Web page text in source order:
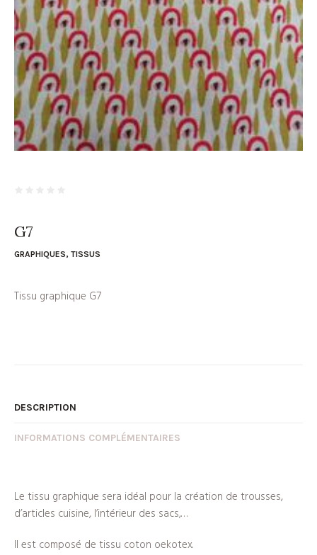
G7
GRAPHIQUES, TISSUS
Tissu graphique G7
DESCRIPTION
INFORMATIONS COMPLÉMENTAIRES
Le tissu graphique sera idéal pour la création de trousses,
d’articles cuisine, l’intérieur des sacs,…
Il est composé de tissu coton oekotex.